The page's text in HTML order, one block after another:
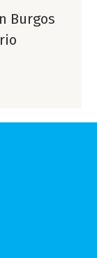
Burgos